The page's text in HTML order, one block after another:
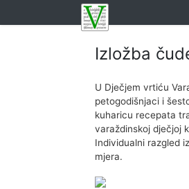
Izložba
U Dječjem vrtiću
petogodišnjaci i
kuharicu recepata
varaždinskoj dječjoj
Individualni razgled
mjera.